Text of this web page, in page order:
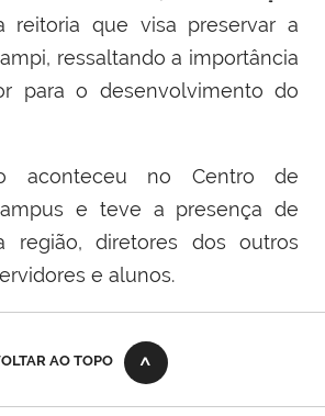
reitoria que visa preservar a
ressaltando a importância
para o desenvolvimento do
aconteceu no Centro de
e teve a presença de
região, diretores dos outros
e alunos.
AO TOPO